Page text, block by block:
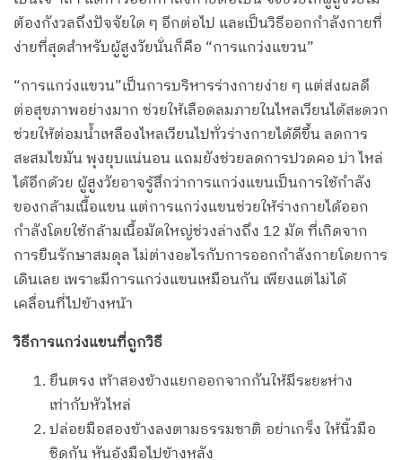
ต้องกังวลถึงปัจจัยใด ๆ อีกต่อไป และเป็นวิธีออกกำลังกายที่
ง่ายที่สุดสำหรับผู้สูงวัยนั่นก็คือ “การแกว่งแขวน”
“การแกว่งแขวน”เป็นการบริหารร่างกายง่าย ๆ แต่ส่งผลดี
ต่อสุขภาพอย่างมาก ช่วยให้เลือดลมภายในไหลเวียนได้สะดวก
ช่วยให้ต่อมน้ำเหลืองไหลเวียนไปทั่วร่างกายได้ดีขึ้น ลดการ
สะสมไขมัน พุงยุบแน่นอน แถมยังช่วยลดการปวดคอ บ่า ไหล่
ได้อีกด้วย ผู้สูงวัยอาจรู้สึกว่าการแกว่งแขนเป็นการใช้กำลัง
ของกล้ามเนื้อแขน แต่การแกว่งแขนช่วยให้ร่างกายได้ออก
กำลังโดยใช้กล้ามเนื้อมัดใหญ่ช่วงล่างถึง 12 มัด ที่เกิดจาก
การยืนรักษาสมดุล ไม่ต่างอะไรกับการออกกำลังกายโดยการ
เดินเลย เพราะมีการแกว่งแขนเหมือนกัน เพียงแต่ไม่ได้
เคลื่อนที่ไปข้างหน้า
วิธีการแกว่งแขนที่ถูกวิธี
ยืนตรง เท้าสองข้างแยกออกจากกันให้มีระยะห่าง
เท่ากับหัวไหล่
ปล่อยมือสองข้างลงตามธรรมชาติ อย่าเกร็ง ให้นิ้วมือ
ชิดกัน หันอุ้งมือไปข้างหลัง